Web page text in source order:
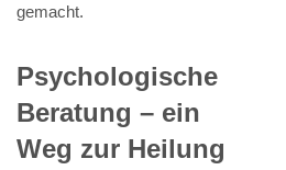
gemacht.
Psychologische
Beratung – ein
Weg zur Heilung